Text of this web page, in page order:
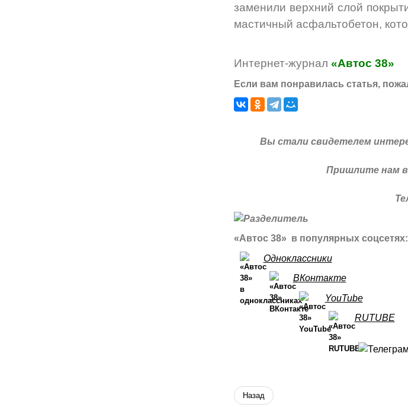
заменили верхний слой
мастичный асфальтобетон,
Интернет-журнал «Автос 38»
Если вам понравилась статья,
Вы стали свидетелем
Пришлите нам
«Автос 38» в популярных соцсетях:
Одноклассники
ВКонтакте
YouTube
RUTUBE
Назад